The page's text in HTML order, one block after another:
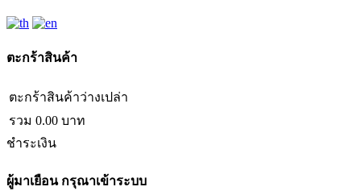
ตะกร้าสินค้า
ตะกร้าสินค้าว่างเปล่า
รวม 0.00 บาท
ชำระเงิน
ผู้มาเยือนกรุณาเข้าระบบ